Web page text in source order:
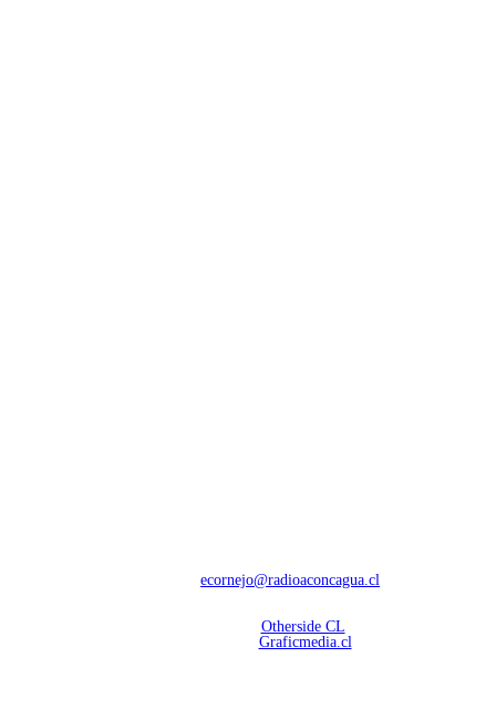
ecornejo@radioaconcagua.cl
Otherside CL
Graficmedia.cl